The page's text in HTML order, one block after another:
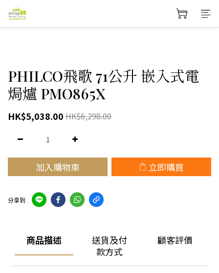
PHILCO飛歌 71公升 嵌入式電
焗爐 PMO865X
HK$5,038.00 HK$6,298.00
加入購物車 立即購買
分享到
商品描述
送貨及付
款方式
顧客評價